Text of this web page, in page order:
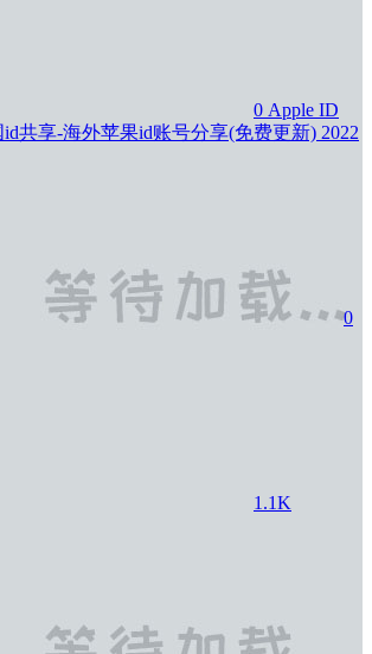
0 Apple ID
id共享-海外苹果id账号分享(免费更新) 2022
0
1.1K